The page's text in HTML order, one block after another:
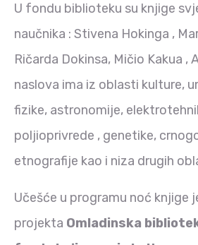
U fondu biblioteku su knjige
naučnika : Stivena Hokinga ,
Ričarda Dokinsa, Mičio Kakua ,
naslova ima iz oblasti kulture,
fizike, astronomije,
poljioprivrede , genetike,
etnografije kao i niza drugih
Učešće u programu noć knjige
projekta Omladinska